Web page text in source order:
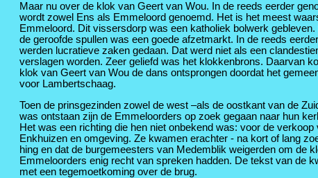
Maar nu over de klok van Geert van Wou. In de reeds eerder
wordt zowel Ens als Emmeloord genoemd. Het is het meest
Emmeloord. Dit vissersdorp was een katholiek bolwerk
de geroofde spullen was een goede afzetmarkt. In de reeds
werden lucratieve zaken gedaan. Dat werd niet als een
verslagen worden. Zeer geliefd was het klokkenbrons. Daarvan
klok van Geert van Wou de dans ontsprongen doordat het
voor Lambertschaag.
Toen de prinsgezinden zowel de west –als de oostkant van de
was ontstaan zijn de Emmeloorders op zoek gegaan naar hun
Het was een richting die hen niet onbekend was: voor de
Enkhuizen en omgeving. Ze kwamen erachter - na kort of lang
hing en dat de burgemeesters van Medemblik weigerden om de
Emmeloorders enig recht van spreken hadden. De tekst van de
met een tegemoetkoming over de brug.